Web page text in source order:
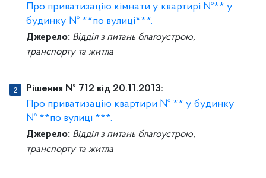
Про приватизацію кімнати у квартирі №** у
будинку № **по вулиці***.
Джерело: Відділ з питань благоустрою,
транспорту та житла
Рішення № 712 від 20.11.2013:
Про приватизацію квартири № ** у будинку
№ **по вулиці ***.
Джерело: Відділ з питань благоустрою,
транспорту та житла